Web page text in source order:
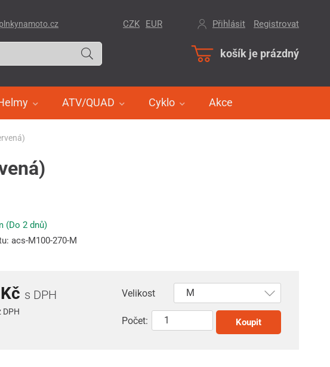
košík je prázdný
ATV/QUAD Cyklo Akce
CZK EUR Přihlásit Registrovat
(Do 2 dnů)
acs-M100-270-M
s DPH
DPH
Velikost
Počet: Koupit